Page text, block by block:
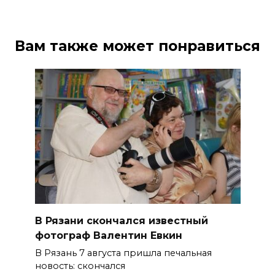
Вам также может понравиться
В Рязани скончался известный
фотограф Валентин Евкин
В Рязань 7 августа пришла печальная
новость: скончался